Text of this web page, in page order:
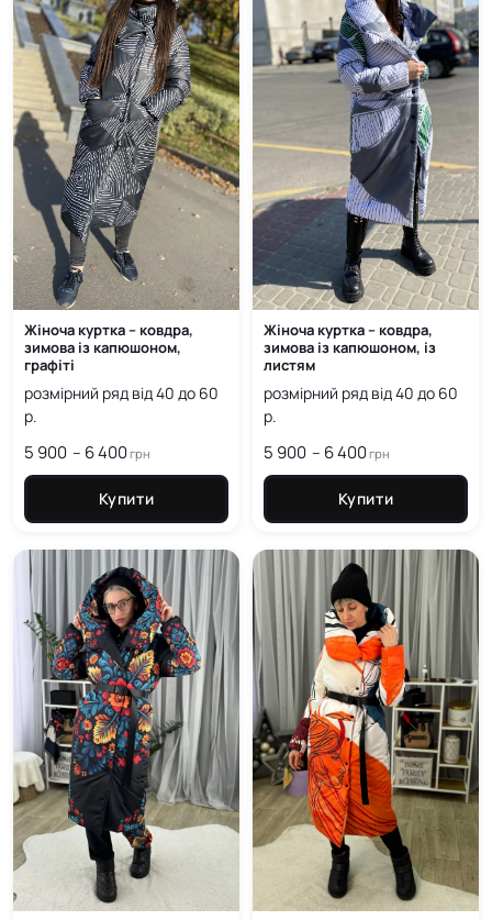
Жіноча куртка – ковдра,
зимова із капюшоном,
графіті
розмірний ряд від 40 до 60
р.
5 900 – 6 400 грн
range:
5 900
грн
6 400
грн
Купити
Жіноча куртка – ковдра,
зимова із капюшоном, із
листям
розмірний ряд від 40 до 60
р.
5 900 – 6 400 грн
range:
5 900
грн
6 400
грн
Купити